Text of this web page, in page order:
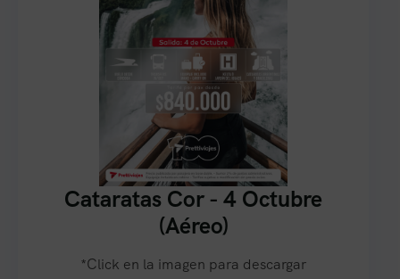
Cataratas Cor - 4 Octubre
(Aéreo)
*Click en la imagen para descargar